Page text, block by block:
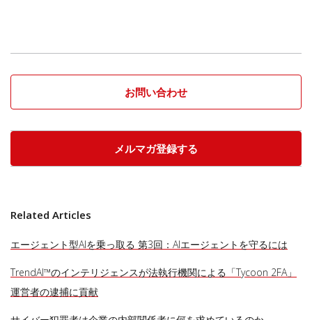
お問い合わせ
メルマガ登録する
Related Articles
エージェント型AIを乗っ取る 第3回：AIエージェントを守るには
TrendAI™のインテリジェンスが法執行機関による「Tycoon 2FA」
運営者の逮捕に貢献